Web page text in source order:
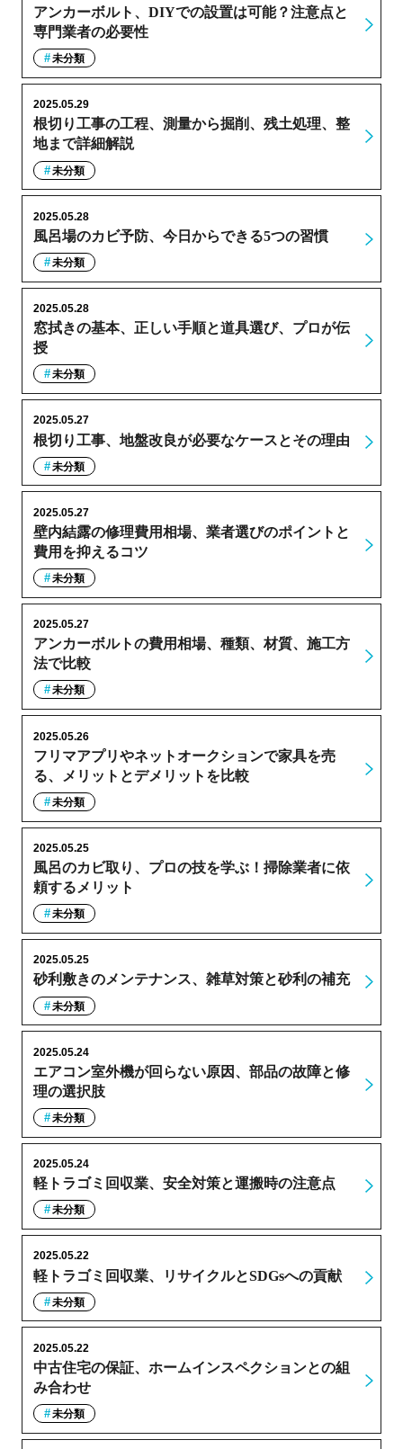
アンカーボルト、DIYでの設置は可能？注意点と
専門業者の必要性
未分類
根切り工事の工程、測量から掘削、残土処理、整
地まで詳細解説
2025.05.29
未分類
風呂場のカビ予防、今日からできる5つの習慣
2025.05.28
未分類
窓拭きの基本、正しい手順と道具選び、プロが伝
授
2025.05.28
未分類
根切り工事、地盤改良が必要なケースとその理由
2025.05.27
未分類
壁内結露の修理費用相場、業者選びのポイントと
費用を抑えるコツ
2025.05.27
未分類
アンカーボルトの費用相場、種類、材質、施工方
法で比較
2025.05.27
未分類
フリマアプリやネットオークションで家具を売
る、メリットとデメリットを比較
2025.05.26
未分類
風呂のカビ取り、プロの技を学ぶ！掃除業者に依
頼するメリット
2025.05.25
未分類
砂利敷きのメンテナンス、雑草対策と砂利の補充
2025.05.25
未分類
エアコン室外機が回らない原因、部品の故障と修
理の選択肢
2025.05.24
未分類
軽トラゴミ回収業、安全対策と運搬時の注意点
2025.05.24
未分類
軽トラゴミ回収業、リサイクルとSDGsへの貢献
2025.05.22
未分類
中古住宅の保証、ホームインスペクションとの組
み合わせ
2025.05.22
未分類